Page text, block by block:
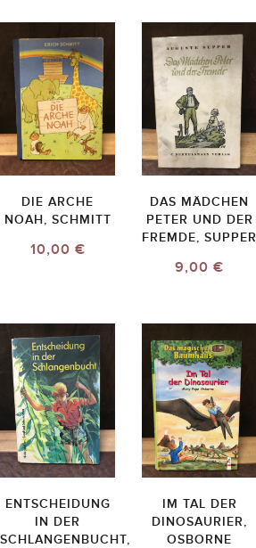
DIE ARCHE
NOAH, SCHMITT
10,00 €
DAS MÄDCHEN
PETER UND DER
FREMDE, SUPPER
9,00 €
ENTSCHEIDUNG
IN DER
SCHLANGENBUCHT,
IM TAL DER
DINOSAURIER,
OSBORNE